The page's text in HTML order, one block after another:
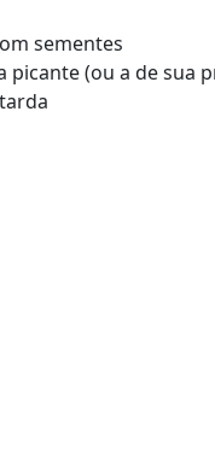
sementes
picante (ou a de sua